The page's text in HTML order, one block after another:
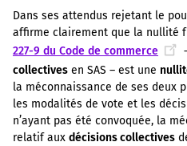
Dans ses attendus rejetant le
affirme clairement que la nullité
227-9 du Code de commerce
collectives en SAS – est une
la méconnaissance de ses deux
les modalités de vote et les
n’ayant pas été convoquée, la
relatif aux décisions collectives